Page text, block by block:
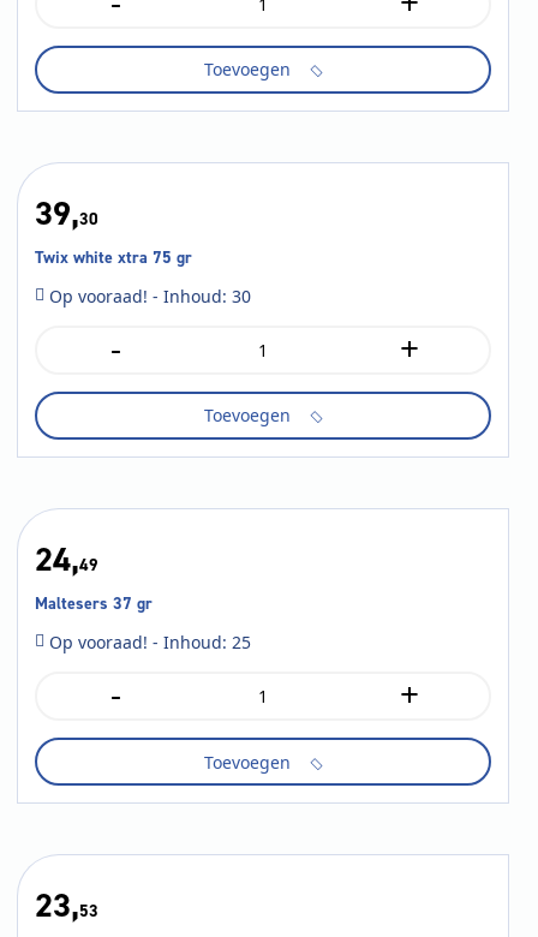
bar
gr
aantal
Toevoegen
39,30
Twix white xtra 75 gr
Op vooraad! - Inhoud: 30
-
xtra
gr
aantal
+
Toevoegen
24,49
Maltesers 37 gr
Op vooraad! - Inhoud: 25
-
Maltesers
gr
+
Toevoegen
23,53